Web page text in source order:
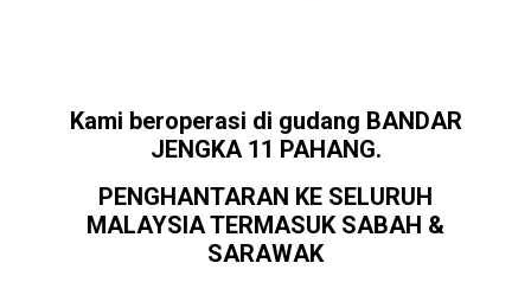
Kami beroperasi di gudang BANDAR
JENGKA 11 PAHANG.
PENGHANTARAN KE SELURUH
MALAYSIA TERMASUK SABAH &
SARAWAK